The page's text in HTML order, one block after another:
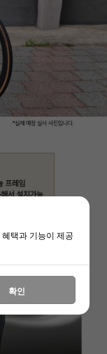
택과 기능이 제공
확인